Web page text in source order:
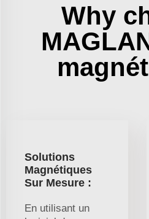
Why
Solutions
Magnétiques
Sur Mesure :
En utilisant un